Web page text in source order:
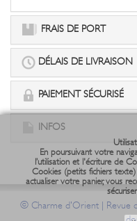
FRAIS DE PORT
DÉLAIS DE LIVRAISON
PAIEMENT SÉCURISÉ
INFOS
© Charme d'Orient | Revue
En poursuivant votre
l’utilisation et l'écriture de
Cookies (petits fichiers
actualiser votre panier, vous